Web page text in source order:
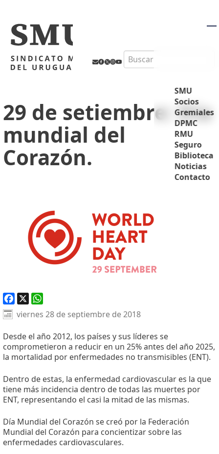
Search
SMU
Socios
Gremiales
DPMC
RMU
Seguro
Biblioteca
Noticias
Contacto
29 de setiembre: Día
mundial del
Corazón.
Facebook
X WhatsApp
viernes 28 de septiembre de 2018
Desde el año 2012, los países y sus líderes se
comprometieron a reducir en un 25% antes del año 2025,
la mortalidad por enfermedades no transmisibles (ENT).
Dentro de estas, la enfermedad cardiovascular es la que
tiene más incidencia dentro de todas las muertes por
ENT, representando el casi la mitad de las mismas.
Día Mundial del Corazón se creó por la Federación
Mundial del Corazón para concientizar sobre las
enfermedades cardiovasculares.